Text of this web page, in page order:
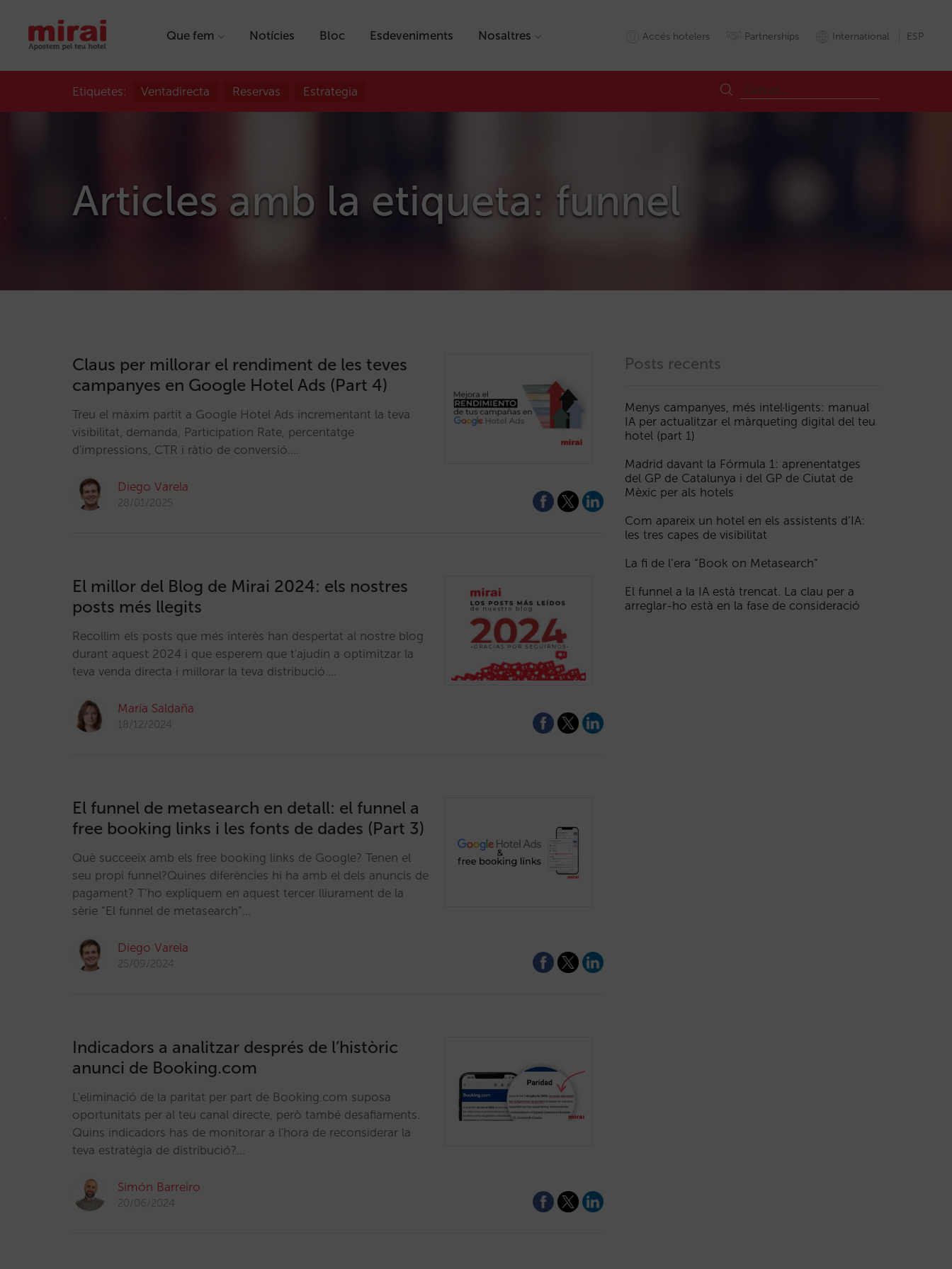
Que fem Notícies Bloc Esdeveniments Nosaltres Accés hotelers Partnerships International ESP
Etiquetes: Ventadirecta Reservas Estrategia
Articles amb la etiqueta: funnel
Claus per millorar el rendiment de les teves
campanyes en Google Hotel Ads (Part 4)
Treu el màxim partit a Google Hotel Ads incrementant la teva
visibilitat, demanda, Participation Rate, percentatge
d'impressions, CTR i ràtio de conversió.…
Diego Varela
28/01/2025
El millor del Blog de Mirai 2024: els nostres
posts més llegits
Recollim els posts que més interès han despertat al nostre blog
durant aquest 2024 i que esperem que t'ajudin a optimitzar la
teva venda directa i millorar la teva distribució.…
María Saldaña
18/12/2024
El funnel de metasearch en detall: el funnel a
free booking links i les fonts de dades (Part 3)
Què succeeix amb els free booking links de Google? Tenen el
seu propi funnel?Quines diferències hi ha amb el dels anuncis de
pagament? T’ho expliquem en aquest tercer lliurament de la
sèrie “El funnel de metasearch”…
Diego Varela
25/09/2024
Indicadors a analitzar després de l’històric
anunci de Booking.com
L'eliminació de la paritat per part de Booking.com suposa
oportunitats per al teu canal directe, però també desafiaments.
Quins indicadors has de monitorar a l'hora de reconsiderar la
teva estratègia de distribució?…
Simón Barreiro
20/06/2024
Posts recents
Menys campanyes, més intel·ligents: manual
IA per actualitzar el màrqueting digital del teu
hotel (part 1)
Madrid davant la Fórmula 1: aprenentatges
del GP de Catalunya i del GP de Ciutat de
Mèxic per als hotels
Com apareix un hotel en els assistents d’IA:
les tres capes de visibilitat
La fi de l’era “Book on Metasearch”
El funnel a la IA està trencat. La clau per a
arreglar-ho està en la fase de consideració